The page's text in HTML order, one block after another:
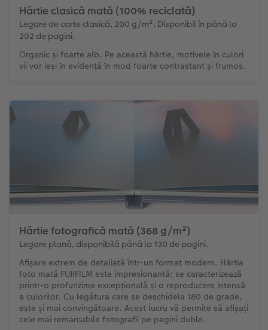
Hârtie clasică mată (100% reciclată)
Legare de carte clasică, 200 g/m². Disponibil în până la
202 de pagini.
Organic și foarte alb. Pe această hârtie, motivele în culori
vii vor ieși în evidență în mod foarte contrastant și frumos.
Hârtie fotografică mată (368 g/m²)
Legare plană, disponibilă până la 130 de pagini.
Afișare extrem de detaliată într-un format modern. Hârtia
foto mată FUJIFILM este impresionantă: se caracterizează
printr-o profunzime excepțională și o reproducere intensă
a culorilor. Cu legătura care se deschidela 180 de grade,
este și mai convingătoare. Acest lucru vă permite să afișați
cele mai remarcabile fotografii pe pagini duble.